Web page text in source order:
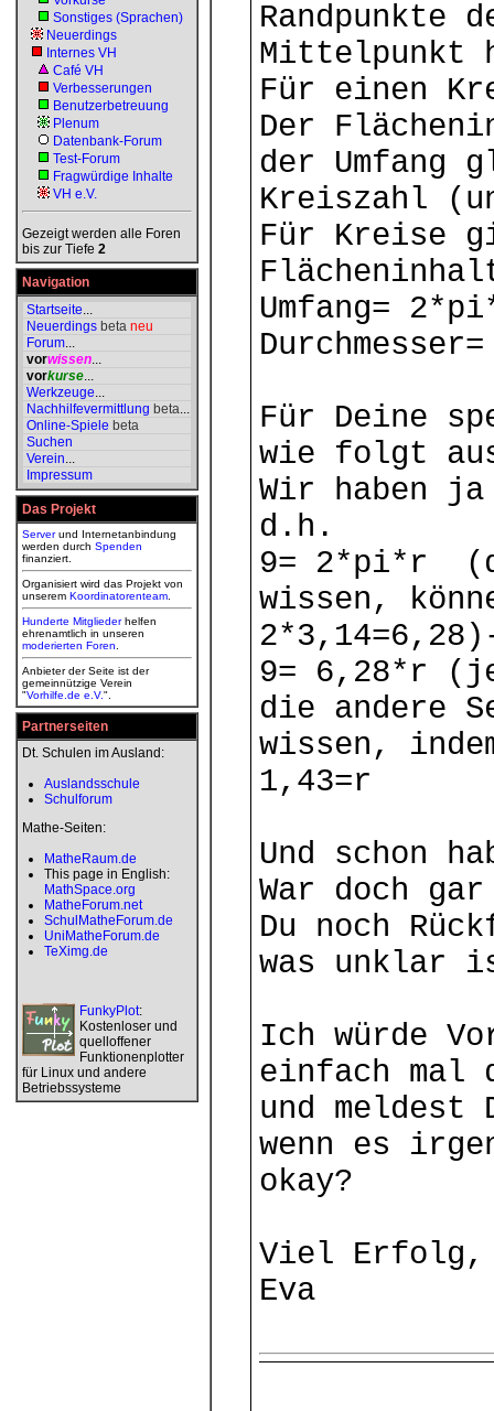
Sonstiges (Sprachen)
Neuerdings
Internes VH
Café VH
Verbesserungen
Benutzerbetreuung
Plenum
Datenbank-Forum
Test-Forum
Fragwürdige Inhalte
VH e.V.
Gezeigt werden alle Foren
bis zur Tiefe 2
Navigation
Startseite...
Neuerdings beta neu
Forum...
vorwissen...
vorkurse...
Werkzeuge...
Nachhilfevermittlung beta...
Online-Spiele beta
Suchen
Verein...
Impressum
Das Projekt
Serverund Internetanbindung
werden durch Spenden
finanziert.
Organisiert wird das Projekt von
unserem Koordinatorenteam
Hunderte Mitgliederhelfen
ehrenamtlich in unseren
moderierten Foren
Anbieter der Seite ist der
gemeinnützige Verein
"Vorhilfe.de e.V.".
Partnerseiten
Dt. Schulen im Ausland:
Auslandsschule
Schulforum
Mathe-Seiten:
MatheRaum.de
This page in English:
MathSpace.org
MatheForum.net
SchulMatheForum.de
UniMatheForum.de
TeXimg.de
FunkyPlot:
Kostenloser und
quelloffener
Funktionenplotter
für Linux und andere
Betriebssysteme
Randpunkte
Mittelpunkt
Für einen
Der
der
Kreiszahl
Für Kreise
Umfang=
Für Deine
wie folgt
Wir haben ja
d.h.
9= 2*pi*r
wissen,
9= 6,28*r
die andere
wissen,
1,43=r
Und schon
War doch
Du noch
was unklar
Ich würde
einfach mal
und meldest
wenn es
okay?
Viel Erfolg,
Eva